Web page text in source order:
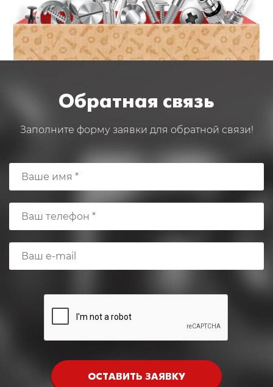
Обратная связь
Заполните форму заявки для обратной связи!
ОСТАВИТЬ ЗАЯВКУ